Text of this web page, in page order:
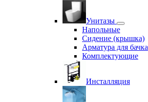
Унитазы
Напольные
Сидение (крышка)
Арматура для бачка
Комплектующие
Инсталляция